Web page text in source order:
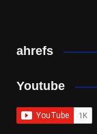
ahrefs
Youtube